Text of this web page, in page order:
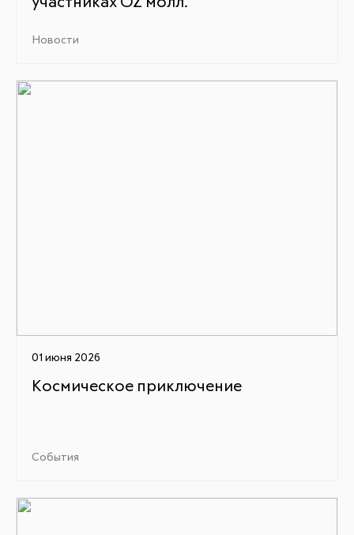
Новости
01 июня 2026
Космическое приключение
События